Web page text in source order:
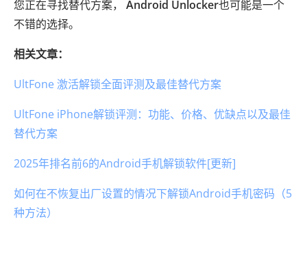
您正在寻找替代方案， Android Unlocker也可能是一个
不错的选择。
相关文章：
UltFone 激活解锁全面评测及最佳替代方案
UltFone iPhone解锁评测：功能、价格、优缺点以及最佳
替代方案
2025年排名前6的Android手机解锁软件[更新]
如何在不恢复出厂设置的情况下解锁Android手机密码（5
种方法）